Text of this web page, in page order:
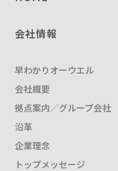
会社情報
早わかりオーウエル
会社概要
拠点案内／グループ会社
沿革
企業理念
トップメッセージ